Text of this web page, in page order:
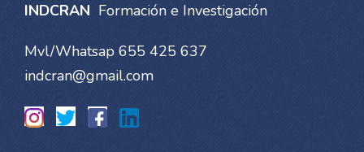
INDCRAN Formación e Investigación
Mvl/Whatsap 655 425 637
indcran@gmail.com